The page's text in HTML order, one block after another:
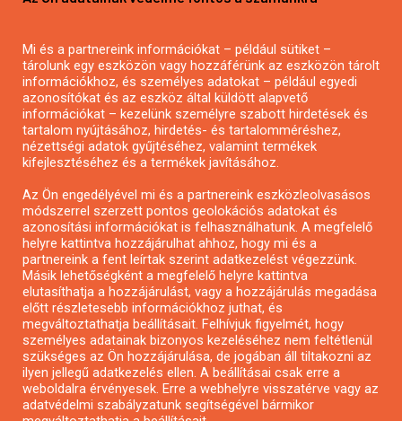
Pályázatírás civil szervezeteknek
Pályázatírás önkormányzatoknak
Pályázatfigyelés
Specifikus pályázatfigyelés vagy hírlevél
Pályázatok magánszemélyeknek
Pályázatok civil szervezeteknek
Pályázatok vállalkozásoknak
Önkormányzati pályázatok
Mezőgazdasági pályázatok
Falusi turizmus pályázatok
Napelem pályázatok
GINOP pályázatok
Mi és a partnereink információkat – például sütiket –
tárolunk egy eszközön vagy hozzáférünk az eszközön tárolt
információkhoz, és személyes adatokat – például egyedi
azonosítókat és az eszköz által küldött alapvető
információkat – kezelünk személyre szabott hirdetések és
tartalom nyújtásához, hirdetés- és tartalomméréshez,
nézettségi adatok gyűjtéséhez, valamint termékek
kifejlesztéséhez és a termékek javításához.
Az Ön engedélyével mi és a partnereink eszközleolvasásos
módszerrel szerzett pontos geolokációs adatokat és
azonosítási információkat is felhasználhatunk. A megfelelő
helyre kattintva hozzájárulhat ahhoz, hogy mi és a
partnereink a fent leírtak szerint adatkezelést végezzünk.
Másik lehetőségként a megfelelő helyre kattintva
elutasíthatja a hozzájárulást, vagy a hozzájárulás megadása
előtt részletesebb információkhoz juthat, és
megváltoztathatja beállításait. Felhívjuk figyelmét, hogy
személyes adatainak bizonyos kezeléséhez nem feltétlenül
szükséges az Ön hozzájárulása, de jogában áll tiltakozni az
ilyen jellegű adatkezelés ellen. A beállításai csak erre a
weboldalra érvényesek. Erre a webhelyre visszatérve vagy az
adatvédelmi szabályzatunk segítségével bármikor